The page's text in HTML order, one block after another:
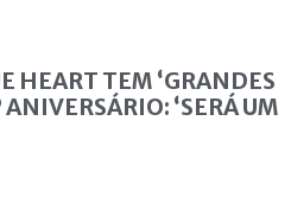
HEART TEM ‘GRANDES
‘SERÁ UM